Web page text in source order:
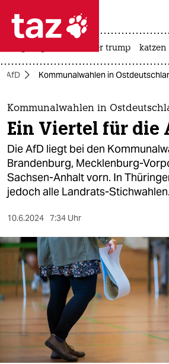
 taz zahl ich
taz zahl ich
themen
politik
öko
gesellschaft
kultur
sport
berlin
nord
wahrheit
verlag
usa unter trump katzen
AfD Kommunalwahlen in
Kommunalwahlen in
Ein Viertel für die
Die AfD liegt bei den
Brandenburg, Mecklenburg-
Sachsen-Anhalt vorn. In
jedoch alle Landrats-Stichwahlen.
10.6.2024 7:34 Uhr